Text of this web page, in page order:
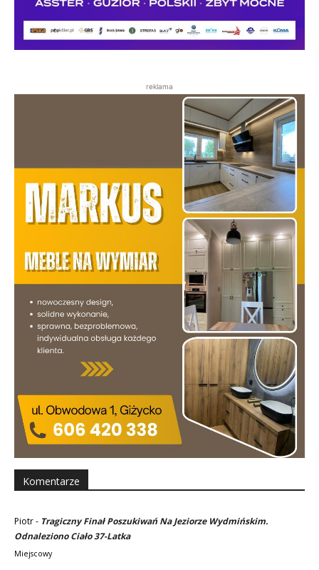
reklama
Komentarze
Piotr- Tragiczny Finał Poszukiwań Na Jeziorze Wydmińskim.
Odnaleziono Ciało 37-Latka
Miejscowy